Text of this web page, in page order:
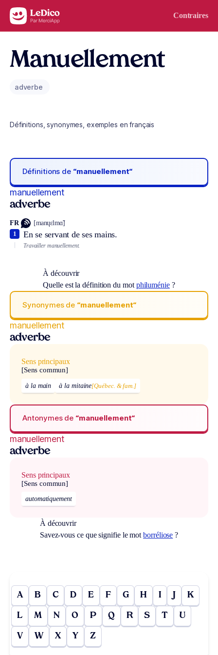
Aller au contenu Contraires
Manuellement
adverbe
Définitions, synonymes, exemples en français
Définitions de “manuellement“
manuellement
adverbe
FR [manɥɛlmɑ̃]
En se servant de ses mains.
1
Travailler manuellement.
À découvrir
Quelle est la définition du mot philuménie?
Synonymes de “manuellement“
manuellement
adverbe
Sens principaux
[Sens commun]
à la main à la mitaine[Québec. & fam.]
Antonymes de “manuellement“
manuellement
adverbe
Sens principaux
[Sens commun]
automatiquement
À découvrir
Savez-vous ce que signifie le motborréliose ?
A B C D E F G H I J K
L M N O P Q R S T U
V W X Y Z